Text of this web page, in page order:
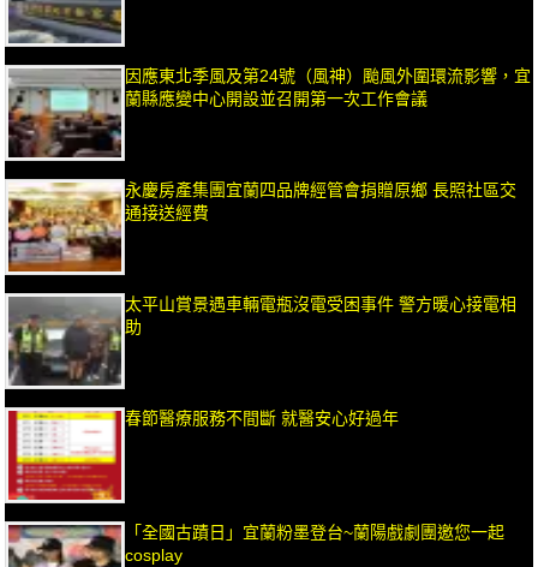
因應東北季風及第24號（風神）颱風外圍環流影響，宜
蘭縣應變中心開設並召開第一次工作會議
永慶房產集團宜蘭四品牌經管會捐贈原鄉 長照社區交
通接送經費
太平山賞景遇車輛電瓶沒電受困事件 警方暖心接電相
助
春節醫療服務不間斷 就醫安心好過年
「全國古蹟日」宜蘭粉墨登台~蘭陽戲劇團邀您一起
cosplay